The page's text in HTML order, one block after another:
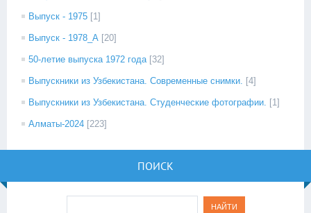
Выпуск - 1975 [1]
Выпуск - 1978_А [20]
50-летие выпуска 1972 года [32]
Выпускники из Узбекистана. Современные снимки. [4]
Выпускники из Узбекистана. Студенческие фотографии. [1]
Алматы-2024 [223]
ПОИСК